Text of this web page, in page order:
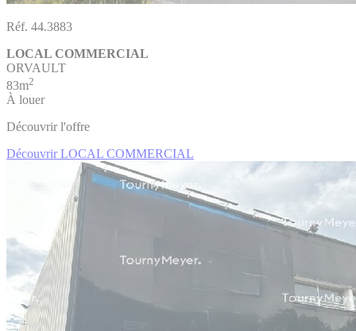
Réf. 44.3883
LOCAL COMMERCIAL
ORVAULT
83m2
À louer
Découvrir l'offre
Découvrir LOCAL COMMERCIAL